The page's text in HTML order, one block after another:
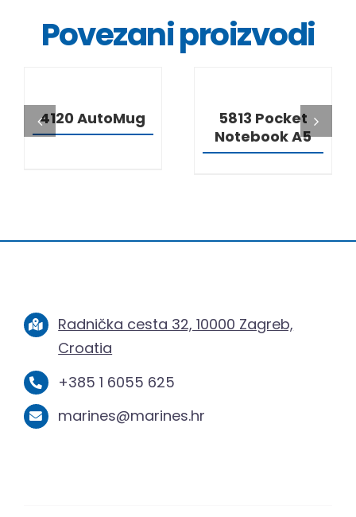
Povezani proizvodi
4120 AutoMug
5813 Pocket
Notebook A5
Radnička cesta 32, 10000 Zagreb,
Croatia
+385 1 6055 625
marines@marines.hr